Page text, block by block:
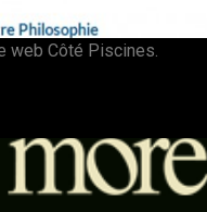
web Côté Piscines.